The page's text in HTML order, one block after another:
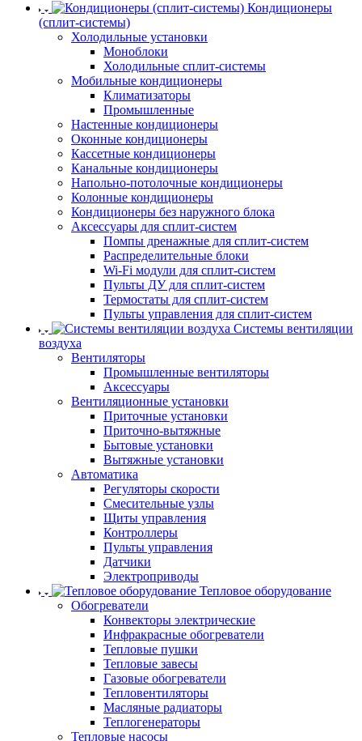
Кондиционеры
(сплит-системы)
Холодильные установки
Моноблоки
Холодильные сплит-системы
Мобильные кондиционеры
Климатизаторы
Промышленные
Настенные кондиционеры
Оконные кондиционеры
Кассетные кондиционеры
Канальные кондиционеры
Напольно-потолочные кондиционеры
Колонные кондиционеры
Кондиционеры без наружного блока
Аксессуары для сплит-систем
Помпы дренажные для сплит-систем
Распределительные блоки
Wi-Fi модули для сплит-систем
Пульты ДУ для сплит-систем
Термостаты для сплит-систем
Пульты управления для сплит-систем
Системы вентиляции
воздуха
Вентиляторы
Промышленные вентиляторы
Аксессуары
Вентиляционные установки
Приточные установки
Приточно-вытяжные
Бытовые установки
Вытяжные установки
Автоматика
Регуляторы скорости
Смесительные узлы
Щиты управления
Контроллеры
Пульты управления
Датчики
Электроприводы
Тепловое оборудование
Обогреватели
Конвекторы электрические
Инфракрасные обогреватели
Тепловые пушки
Тепловые завесы
Газовые обогреватели
Тепловентиляторы
Масляные радиаторы
Теплогенераторы
Тепловые насосы